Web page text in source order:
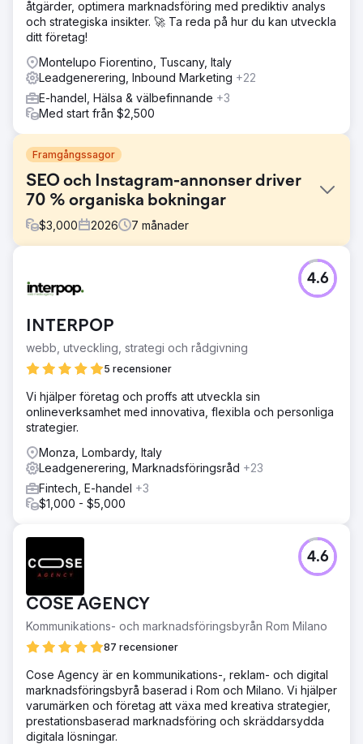
åtgärder, optimera marknadsföring med prediktiv analys
och strategiska insikter. 🚀 Ta reda på hur du kan utveckla
ditt företag!
Montelupo Fiorentino, Tuscany, Italy
Leadgenerering, Inbound Marketing +22
E-handel, Hälsa & välbefinnande +3
Med start från $2,500
Framgångssagor
SEO och Instagram-annonser driver
70 % organiska bokningar
$3,000 2026 7 månader
Ett boutiqueföretag inom turism förlitade sig helt på betald
annonsering och offline-partnerskap för kundanskaffning.
söktrafik var försumbar och Instagram-innehåll
genererade inga förfrågningar. Stigande kostnader för
Google Ads och Meta Ads urholkade marginalerna,
konverteringsoptimering saknades i bokningstrattar och
varumärket hade ingen hållbar motor för
efterfrågegenerering. De behövde en digital
marknadsföringsbyrå som kunde bygga långsiktig SEO
och sociala medier.
Lösning
Elatre genomförde ett komplett digitalt
marknadsföringsprogram för olika funnels. Vårt SEO-team
byggde destinationsfokuserade landningssidor,
schemamarkering för SEO för resor och lokal
marknadsföring. Vårt team för betalda medier byggde om
Instagram-annonser och metaannonskampanjer med
testimonialer som testades varje vecka. Vi lade till
integrerade leadgenerering i CRM-systemet och byggde
attributionsdashboards.
Resultat
Inom 7 månader hade varumärket gått från 100 % betald
förvärv till 70 % organiska bokningar genom SEO och
innehållsmarknadsföring. SEO-landningssidor rankades
högst upp på Googles förstasida för sökord med hög
INTERPOP
webb, utveckling, strategi och rådgivning
5 recensioner
4.6
Vi hjälper företag och proffs att utveckla sin
onlineverksamhet med innovativa, flexibla och personliga
strategier.
Monza, Lombardy, Italy
Leadgenerering, Marknadsföringsråd +23
Fintech, E-handel +3
$1,000 - $5,000
COSE AGENCY
Kommunikations- och marknadsföringsbyrån Rom Milano
87 recensioner
4.6
Cose Agency är en kommunikations-, reklam- och digital
marknadsföringsbyrå baserad i Rom och Milano. Vi hjälper
varumärken och företag att växa med kreativa strategier,
prestationsbaserad marknadsföring och skräddarsydda
digitala lösningar.